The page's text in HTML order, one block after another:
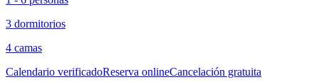
3 dormitorios
4 camas
Calendario verificadoReserva onlineCancelación gratuita